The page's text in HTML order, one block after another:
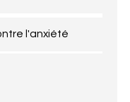
l'anxiété